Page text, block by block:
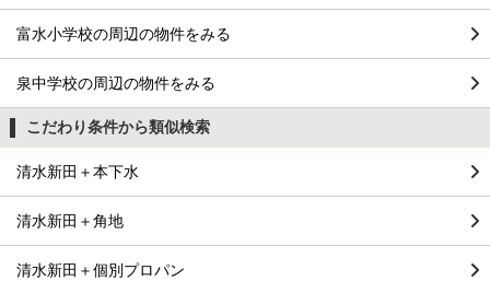
富水小学校の周辺の物件をみる
泉中学校の周辺の物件をみる
こだわり条件から類似検索
清水新田＋本下水
清水新田＋角地
清水新田＋個別プロパン